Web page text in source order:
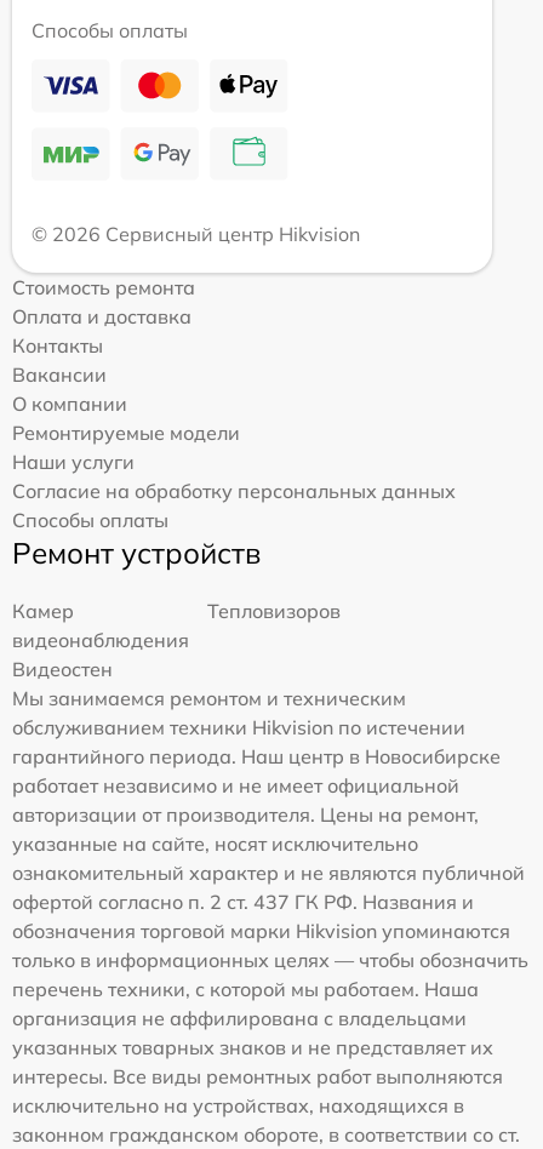
Способы оплаты
© 2026 Сервисный центр Hikvision
Стоимость ремонта
Оплата и доставка
Контакты
Вакансии
О компании
Ремонтируемые модели
Наши услуги
Согласие на обработку персональных данных
Способы оплаты
Ремонт устройств
Камер
видеонаблюдения
Тепловизоров
Видеостен
Мы занимаемся ремонтом и техническим
обслуживанием техники Hikvision по истечении
гарантийного периода. Наш центр в Новосибирске
работает независимо и не имеет официальной
авторизации от производителя. Цены на ремонт,
указанные на сайте, носят исключительно
ознакомительный характер и не являются публичной
офертой согласно п. 2 ст. 437 ГК РФ. Названия и
обозначения торговой марки Hikvision упоминаются
только в информационных целях — чтобы обозначить
перечень техники, с которой мы работаем. Наша
организация не аффилирована с владельцами
указанных товарных знаков и не представляет их
интересы. Все виды ремонтных работ выполняются
исключительно на устройствах, находящихся в
законном гражданском обороте, в соответствии со ст.